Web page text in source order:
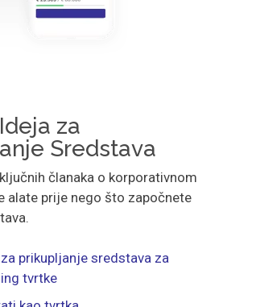
za
Sredstava
članaka o korporativnom
alate prije nego što započnete
prikupljanje sredstava za
tvrtke